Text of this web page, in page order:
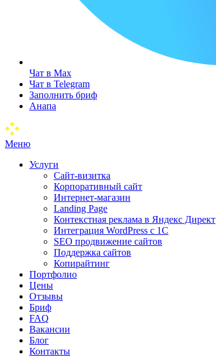
Чат в Max
Чат в Telegram
Заполнить бриф
Анапа
Меню
Услуги
Сайт-визитка
Корпоративный сайт
Интернет-магазин
Landing Page
Контекстная реклама в Яндекс Директ
Интеграция WordPress c 1C
SEO продвижение сайтов
Поддержка сайтов
Копирайтинг
Портфолио
Цены
Отзывы
Бриф
FAQ
Вакансии
Блог
Контакты